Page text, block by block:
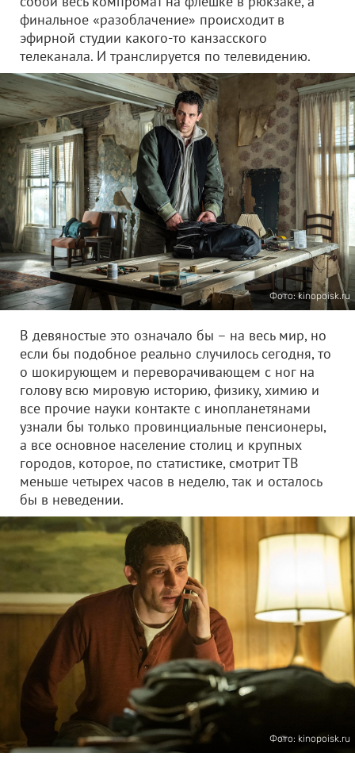
финальное «разоблачение» происходит в
эфирной студии какого-то канзасского
телеканала. И транслируется по телевидению.
Фото: kinopoisk.ru
В девяностые это означало бы – на весь мир, но
если бы подобное реально случилось сегодня, то
о шокирующем и переворачивающем с ног на
голову всю мировую историю, физику, химию и
все прочие науки контакте с инопланетянами
узнали бы только провинциальные пенсионеры,
а все основное население столиц и крупных
городов, которое, по статистике, смотрит ТВ
меньше четырех часов в неделю, так и осталось
бы в неведении.
Фото: kinopoisk.ru